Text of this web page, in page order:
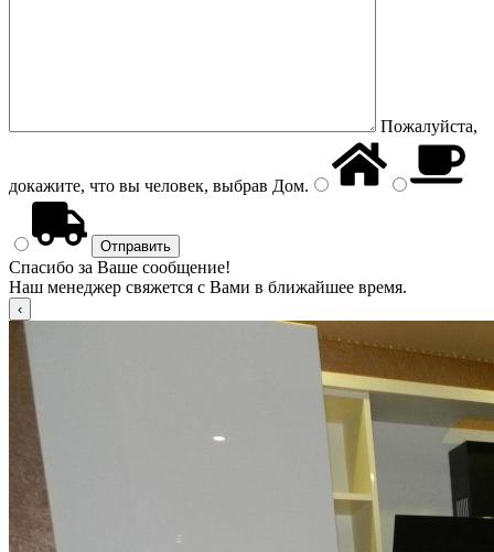
Пожалуйста,
докажите, что вы человек, выбрав Дом.
Спасибо за Ваше сообщение!
Наш менеджер свяжется с Вами в ближайшее время.